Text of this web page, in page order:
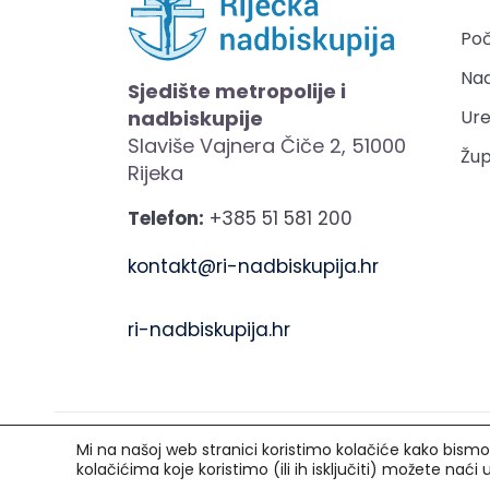
Sjedište metropolije i
nadbiskupije
Slaviše Vajnera Čiče 2, 51000
Rijeka
Telefon: +385 51 581 200
kontakt@ri-nadbiskupija.hr
ri-nadbiskupija.hr
Copyright © 2021. Riječka nadbiskupija. Sva
Mi na našoj web stranici koristimo kolačiće kako
kolačićima koje koristimo (ili ih isključiti) možete naći u